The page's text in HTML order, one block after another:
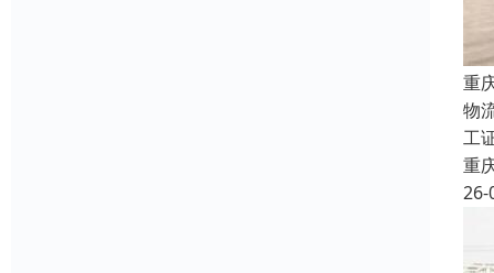
重
物
工
重
26-